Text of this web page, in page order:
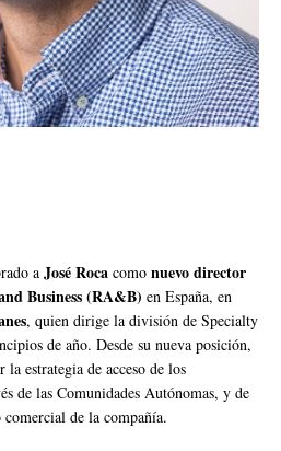
a José Roca como nuevo director
Business (RA&B) en España, en
, quien dirige la división de Specialty
de año. Desde su nueva posición,
la estrategia de acceso de los
de las Comunidades Autónomas, y de
de la compañía.